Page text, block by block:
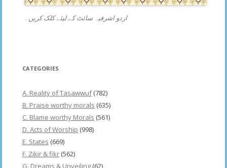
اردو اشرفیہ سائٹ کے لیئے کلک کریں۔
CATEGORIES
A. Reality of Tasawwuf(782)
B. Praise worthy morals (635)
C. Blame worthy Morals (561)
D. Acts of Worship (998)
E. States (669)
F. Zikir & fikr (562)
G. Dreams & Unveiling (62)